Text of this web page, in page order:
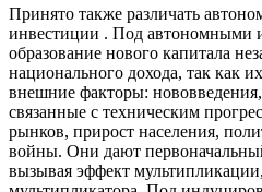
Принято также различать
инвестиции . Под автономными
образование нового капитала
национального дохода, так как
внешние факторы:
связанные с техническим
рынков, прирост населения,
войны. Они дают
вызывая эффект